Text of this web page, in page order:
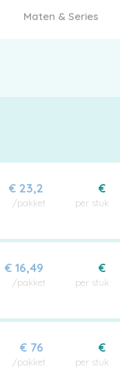
Maten & Series
€ 23,2
/pakket
€
per stuk
€ 16,49
/pakket
€
per stuk
€ 76
/pakket
€
per stuk